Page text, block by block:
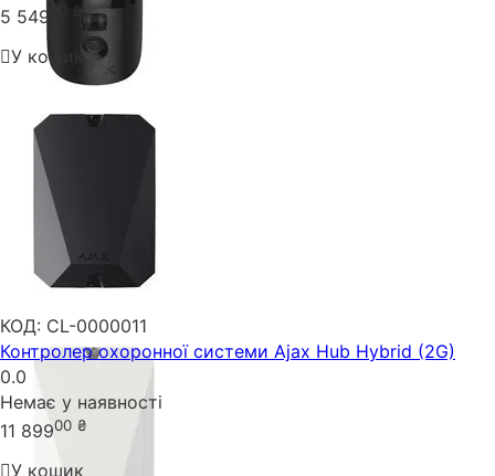
5 549
₴
У кошик
КОД: CL-0000011
Контролер охоронної системи Ajax Hub Hybrid (2G)
0.0
Немає у наявності
11 89900 ₴
У кошик